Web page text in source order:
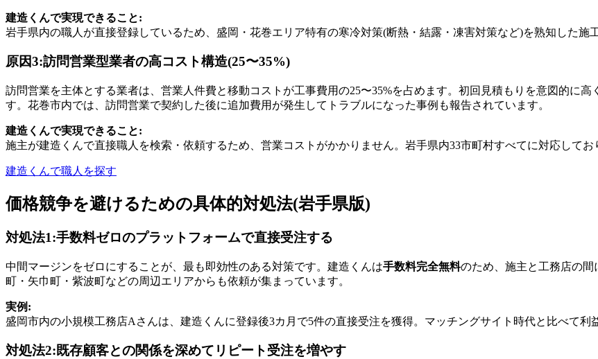
建造くんで実現できること:
岩手県内の職人が直接登録しているため、盛岡・花巻エリア特有の寒冷対策(断熱・結露・凍害対策など)を熟知した施
原因3:訪問営業型業者の高コスト構造(25〜35%)
訪問営業を主体とする業者は、営業人件費と移動コストが工事費用の25〜35%を占めます。初回見積もりを意図的に
す。花巻市内では、訪問営業で契約した後に追加費用が発生してトラブルになった事例も報告されています。
建造くんで実現できること:
施主が建造くんで直接職人を検索・依頼するため、営業コストがかかりません。岩手県内33市町村すべてに対応してお
建造くんで職人を探す
価格競争を避けるための具体的対処法(岩手県版)
対処法1:手数料ゼロのプラットフォームで直接受注する
中間マージンをゼロにすることが、最も即効性のある対策です。建造くんは手数料完全無料のため、施主と工務店の
町・矢巾町・紫波町などの周辺エリアからも依頼が集まっています。
実例:
盛岡市内の小規模工務店Aさんは、建造くんに登録後3カ月で5件の直接受注を獲得。マッチングサイト時代と比べて利
対処法2:既存顧客との関係を深めてリピート受注を増やす